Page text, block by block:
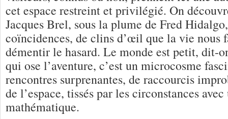
cet espace restreint et privilégié. On
Jacques Brel, sous la plume de Fred
coïncidences, de clins d’œil que la vie nous
démentir le hasard. Le monde est petit, dit-
qui ose l’aventure, c’est un microcosme
rencontres surprenantes, de raccourcis
de l’espace, tissés par les circonstances
mathématique.